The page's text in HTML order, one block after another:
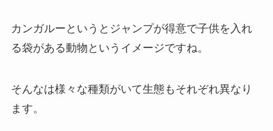
カンガルーというとジャンプが得意で子供を入れ
る袋がある動物というイメージですね。
そんなは様々な種類がいて生態もそれぞれ異なり
ます。